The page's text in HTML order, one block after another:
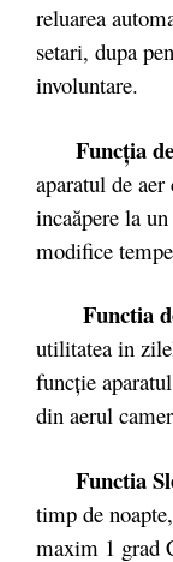
reluarea
setari, dupa
involuntare.
Funcţia de
aparatul de
incaăpere la
modifice
Functia
utilitatea in
funcţie
din aerul
Functia
timp de
maxim 1 grad